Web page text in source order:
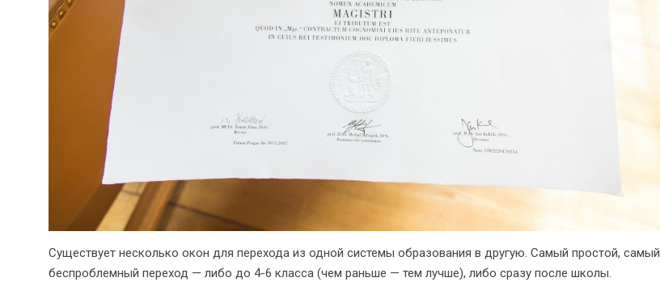
Существует несколько окон для перехода из одной системы образования в другую. Самый простой, самый
беспроблемный переход — либо до 4-6 класса (чем раньше — тем лучше), либо сразу после школы.